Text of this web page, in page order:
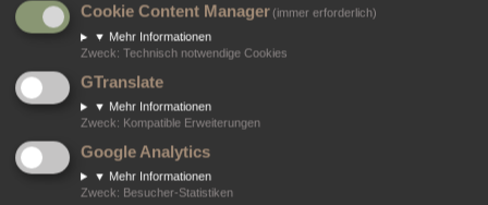
Portal Foren
Powered by phpBB
Style von
- Aktualisieren von MrGaby, Deutsche Übersetzung durch
Modifikationen von ©2026
Cookie Content Manager(immer erforderlich)
▼ Mehr Informationen
Zweck: Technisch notwendige Cookies
GTranslate
▼ Mehr Informationen
Zweck: Kompatible Erweiterungen
Google Analytics
▼ Mehr Informationen
Zweck: Besucher-Statistiken